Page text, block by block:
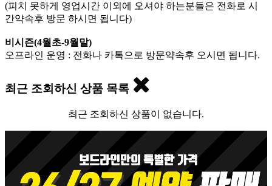
(피치 못하게 영업시간 이외에 오셔야 하는분들은 전화로 시
간약속후 방문 하시면 됩니다)
비시즌(4월초-9월말)
오프라인 운영 : 전화나 카톡으로 방문약속후 오시면 됩니다.
최근 조회하신 상품 목록
최근 조회하신 상품이 없습니다.